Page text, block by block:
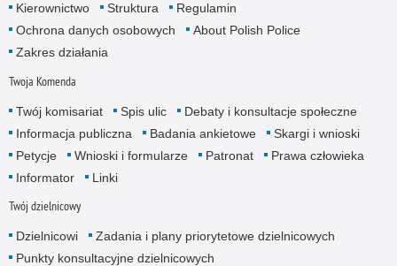
Kierownictwo Struktura
Regulamin
Ochrona danych osobowych
About Polish Police
Zakres działania
Twoja Komenda
Twój komisariat Spis ulic
Debaty i konsultacje społeczne
Informacja publiczna
Badania ankietowe
Skargi i wnioski
Petycje
Wnioski i formularze Patronat
Prawa człowieka
Informator
Linki
Twój dzielnicowy
Dzielnicowi
Zadania i plany priorytetowe dzielnicowych
Punkty konsultacyjne dzielnicowych